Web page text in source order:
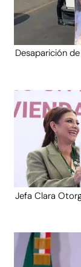
Desaparición
Jefa Clara